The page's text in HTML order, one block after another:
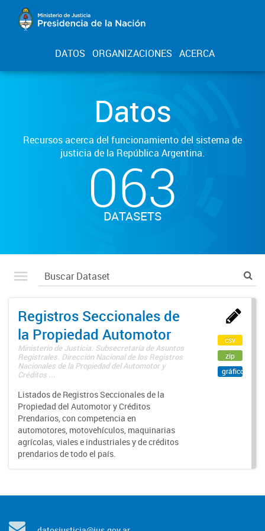
DATOS ORGANIZACIONES ACERCA
Datos
Recursos acerca del funcionamiento del sistema de
justicia de la República Argentina.
063
DATASETS
Registros Seccionales de
la Propiedad Automotor
Ministerio de Justicia. Subsecretaría de Asuntos
Registrales. Dirección Nacional de los Registros
Nacionales de la Propiedad del Automotor y
Créditos ...
Listados de Registros Seccionales de la
Propiedad del Automotor y Créditos
Prendarios, con competencia en
automotores, motovehículos, maquinarias
agrícolas, viales e industriales y de créditos
prendarios de todo el país.
csv
zip
gráfico